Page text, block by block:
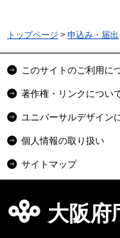
トップページ > 申込み・届出
このサイトのご利用に
著作権・リンクについ
ユニバーサルデザイン
個人情報の取り扱い
サイトマップ
大阪府